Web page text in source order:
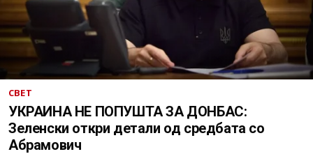
СВЕТ
УКРАИНА НЕ ПОПУШТА ЗА ДОНБАС:
Зеленски откри детали од средбата со
Абрамович